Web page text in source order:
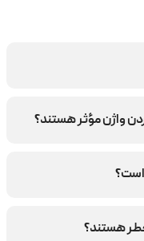
ایجاد می‌شود.
واژن مؤثر هستند؟
تیرگی واژن را به‌طور
است؟
هستند؟